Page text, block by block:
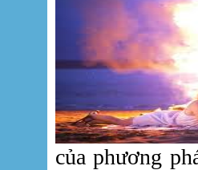
của phương